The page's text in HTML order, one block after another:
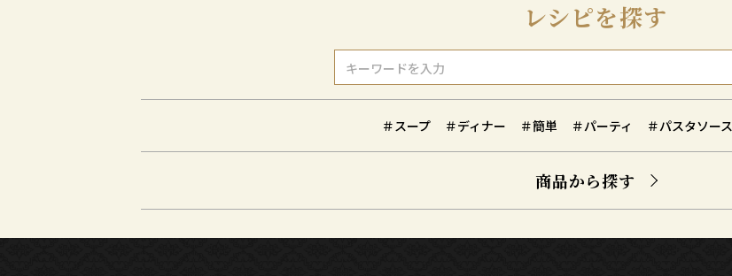
レシピを探す
＃スープ ＃ディナー ＃簡単 ＃パーティ ＃パスタソース
商品から探す